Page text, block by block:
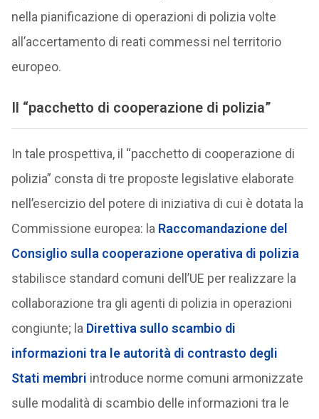
nella pianificazione di operazioni di polizia volte
all’accertamento di reati commessi nel territorio
europeo.
Il “pacchetto di cooperazione di polizia”
In tale prospettiva, il “pacchetto di cooperazione di
polizia” consta di tre proposte legislative elaborate
nell’esercizio del potere di iniziativa di cui è dotata la
Commissione europea: la Raccomandazione del
Consiglio sulla cooperazione operativa di polizia
stabilisce standard comuni dell’UE per realizzare la
collaborazione tra gli agenti di polizia in operazioni
congiunte; la Direttiva sullo scambio di
informazioni tra le autorità di contrasto degli
Stati membri introduce norme comuni armonizzate
sulle modalità di scambio delle informazioni tra le